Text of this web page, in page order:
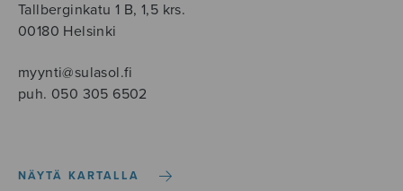
Tallberginkatu 1 B, 1,5 krs.
00180 Helsinki
myynti@sulasol.fi
puh. 050 305 6502
NÄYTÄ KARTALLA